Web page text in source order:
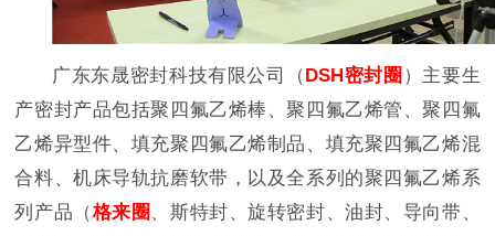
广东东晟密封科技有限公司（DSH密封圈 ）主要生
产密封产品包括聚四氟乙烯棒、聚四氟乙烯管、聚四氟
乙烯异型件、填充聚四氟乙烯制品、填充聚四氟乙烯混
合料、机床导轨抗磨软带，以及全系列的聚四氟乙烯系
列产品（格来圈 、斯特封、旋转密封、油封、导向带、